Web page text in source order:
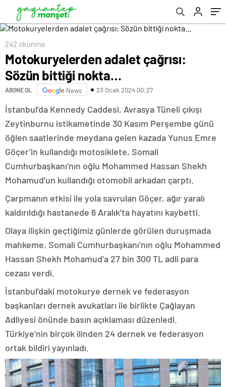
242 okunma
Motokuryelerden adalet çağrısı:
Sözün bittiği nokta…
ABONE OL News 23 Ocak 2024 00:27
İstanbul’da Kennedy Caddesi, Avrasya Tüneli çıkışı
Zeytinburnu istikametinde 30 Kasım Perşembe günü
öğlen saatlerinde meydana gelen kazada Yunus Emre
Göçer’in kullandığı motosiklete, Somali
Cumhurbaşkanı’nın oğlu Mohammed Hassan Shekh
Mohamud’un kullandığı otomobil arkadan çarptı.
Çarpmanın etkisi ile yola savrulan Göçer, ağır yaralı
kaldırıldığı hastanede 6 Aralık’ta hayatını kaybetti.
Olaya ilişkin geçtiğimiz günlerde görülen duruşmada
mahkeme, Somali Cumhurbaşkanı’nın oğlu Mohammed
Hassan Shekh Mohamud’a 27 bin 300 TL adli para
cezası verdi.
İstanbul’daki motokurye dernek ve federasyon
başkanları dernek avukatları ile birlikte Çağlayan
Adliyesi önünde basın açıklaması düzenledi.
Türkiye’nin birçok ilinden 24 dernek ve federasyon
ortak bildiri yayınladı.